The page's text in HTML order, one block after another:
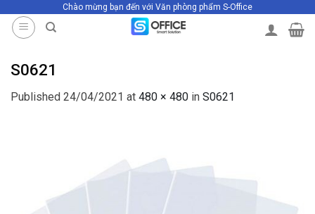
Chào mừng bạn đến với Văn phòng phẩm S-Office
S0621
Published 24/04/2021 at 480 × 480 in S0621